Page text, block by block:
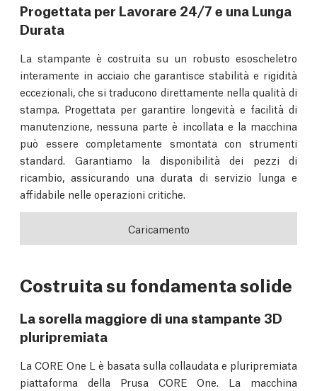
Progettata per Lavorare 24/7 e una Lunga
Durata
La stampante è costruita su un robusto esoscheletro
interamente in acciaio che garantisce stabilità e rigidità
eccezionali, che si traducono direttamente nella qualità di
stampa. Progettata per garantire longevità e facilità di
manutenzione, nessuna parte è incollata e la macchina
può essere completamente smontata con strumenti
standard. Garantiamo la disponibilità dei pezzi di
ricambio, assicurando una durata di servizio lunga e
affidabile nelle operazioni critiche.
Caricamento
Costruita su fondamenta solide
La sorella maggiore di una stampante 3D
pluripremiata
La CORE One L è basata sulla collaudata e pluripremiata
piattaforma della Prusa CORE One. La macchina